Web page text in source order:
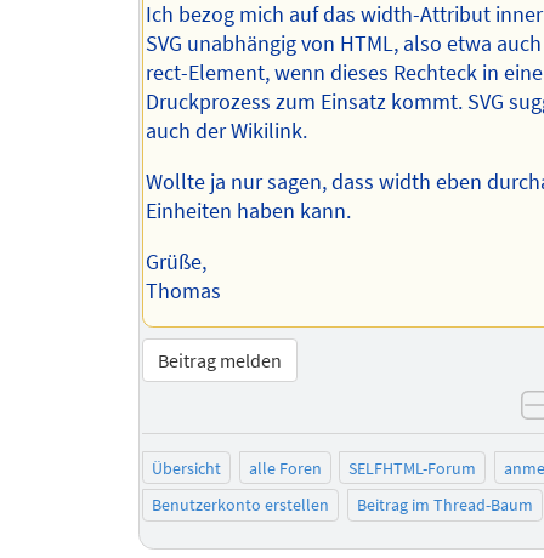
Ich bezog mich auf das width-Attribut
SVG unabhängig von HTML, also etwa
rect-Element, wenn dieses Rechteck in
Druckprozess zum Einsatz kommt. SVG
auch der Wikilink.
Wollte ja nur sagen, dass width eben
Einheiten haben kann.
Grüße,
Thomas
Beitrag melden
Übersicht alle Foren SELFHTML-Forum
Benutzerkonto erstellen
Beitrag im Thread-Baum